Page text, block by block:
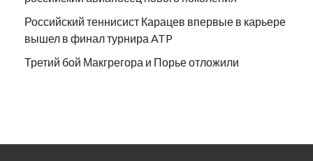
Российский теннисист Карацев впервые в карьере
вышел в финал турнира ATP
Третий бой Макгрегора и Порье отложили